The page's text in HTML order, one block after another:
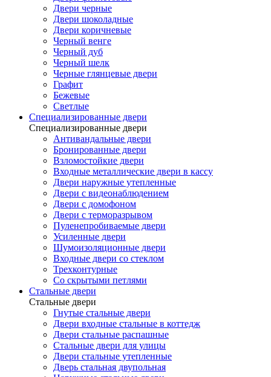
Двери черные
Двери шоколадные
Двери коричневые
Черный венге
Черный дуб
Черный шелк
Черные глянцевые двери
Графит
Бежевые
Светлые
Специализированные двери
Специализированные двери
Антивандальные двери
Бронированные двери
Взломостойкие двери
Входные металлические двери в кассу
Двери наружные утепленные
Двери с видеонаблюдением
Двери с домофоном
Двери с терморазрывом
Пуленепробиваемые двери
Усиленные двери
Шумоизоляционные двери
Входные двери со стеклом
Трехконтурные
Со скрытыми петлями
Стальные двери
Стальные двери
Гнутые стальные двери
Двери входные стальные в коттедж
Двери стальные распашные
Стальные двери для улицы
Двери стальные утепленные
Дверь стальная двупольная